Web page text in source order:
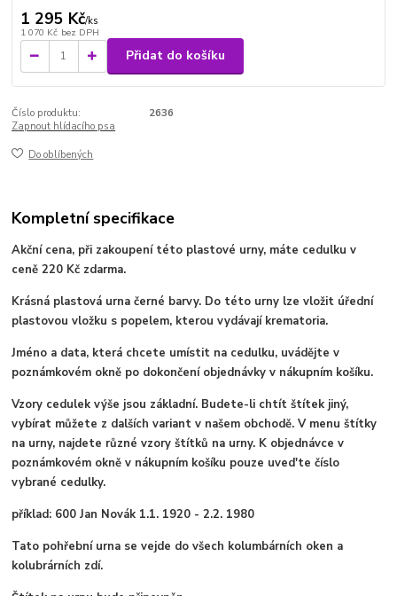
1 295 Kč/ks
1 070 Kč bez DPH
Přidat do košíku
Číslo produktu:
2636
Zapnout hlídacího psa
Do oblíbených
Kompletní specifikace
Akční cena, při zakoupení této plastové urny, máte cedulku v
ceně 220 Kč zdarma.
Krásná plastová urna černé barvy. Do této urny lze vložit úřední
plastovou vložku s popelem, kterou vydávají krematoria.
Jméno a data, která chcete umístit na cedulku, uvádějte v
poznámkovém okně po dokončení objednávky v nákupním košíku.
Vzory cedulek výše jsou základní. Budete-li chtít štítek jiný,
vybírat můžete z dalších variant v našem obchodě. V menu štítky
na urny, najdete různé vzory štítků na urny. K objednávce v
poznámkovém okně v nákupním košíku pouze uved'te číslo
vybrané cedulky.
příklad: 600 Jan Novák 1.1. 1920 - 2.2. 1980
Tato pohřební urna se vejde do všech kolumbárních oken a
kolubrárních zdí.